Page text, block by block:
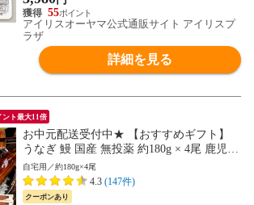
55
アイリスオーヤマ公式通販サイト アイリスプ
ラザ
詳細を見る
ント最大11倍
お中元配送受付中★ 【おすすめギフト】
うなぎ 鰻 国産 無投薬 約180g × 4尾 鹿児島
県産 ウナギ 蒲焼き 土用丑 山田水産 お取
り寄せグルメ 食品 土用丑【最安値に挑
戦！11980円→11000円セール】
自宅用／約180g×4尾
4.3 (147件)
クーポンあり